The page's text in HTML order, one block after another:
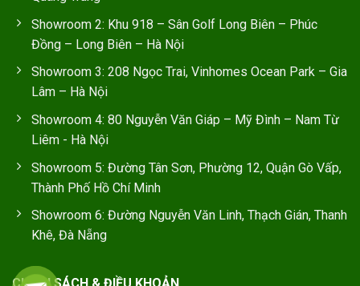
Showroom 2: Khu 918 – Sân Golf Long Biên – Phúc
Đồng – Long Biên – Hà Nội
Showroom 3: 208 Ngọc Trai, Vinhomes Ocean Park – Gia
Lâm – Hà Nội
Showroom 4: 80 Nguyễn Văn Giáp – Mỹ Đình – Nam Từ
Liêm - Hà Nội
Showroom 5: Đường Tân Sơn, Phường 12, Quận Gò Vấp,
Thành Phố Hồ Chí Minh
Showroom 6: Đường Nguyễn Văn Linh, Thạch Gián, Thanh
Khê, Đà Nẵng